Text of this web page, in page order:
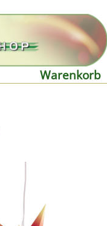
Warenkorb